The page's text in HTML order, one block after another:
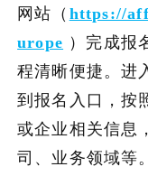
网站（ https://
urope ）完成报
程清晰便捷。进
到报名入口，按
或企业相关信息
司、业务领域等